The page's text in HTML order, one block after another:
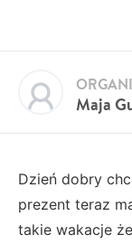
Maja
Dzień dobry
prezent teraz
takie wakacje